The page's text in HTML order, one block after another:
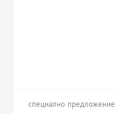
специално предложение